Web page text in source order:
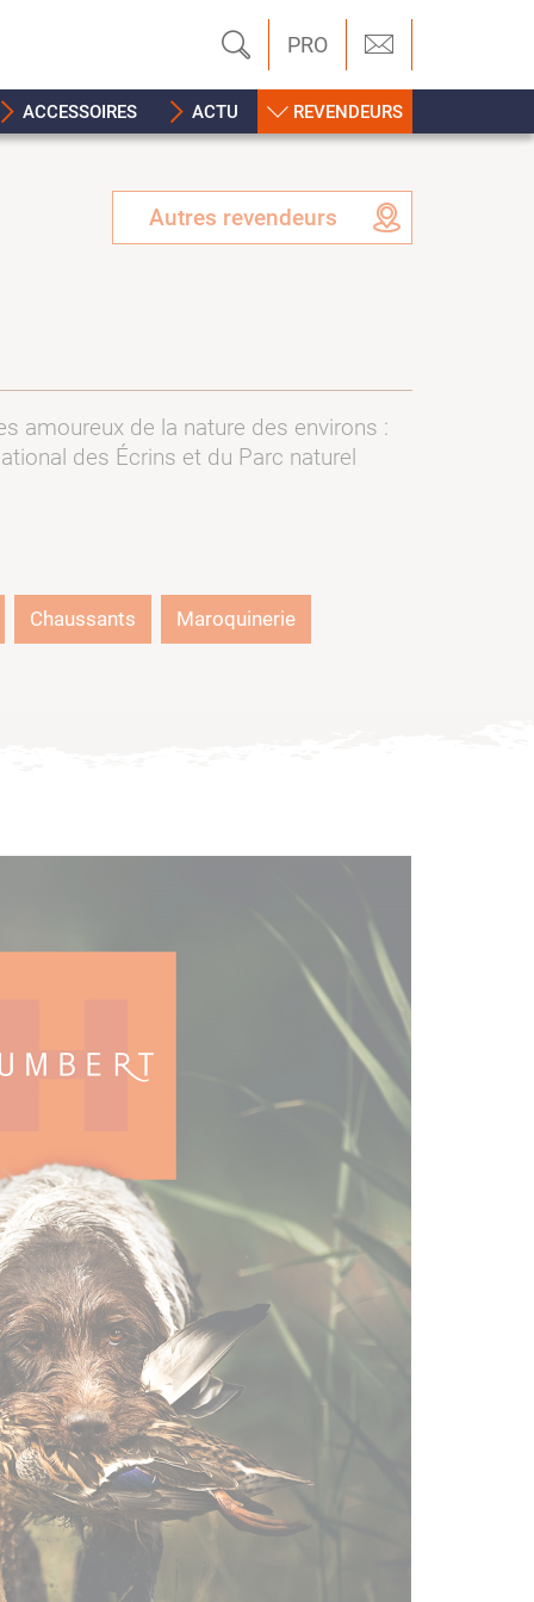
PRO
ACCESSOIRES ACTU REVENDEURS
Autres revendeurs
amoureux de la nature des environs :
des Écrins et du Parc naturel
Chaussants Maroquinerie